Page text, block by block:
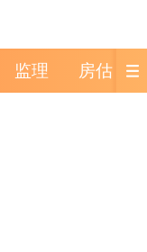
监理 房估